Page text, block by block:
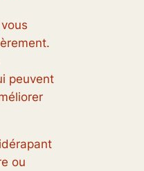
peuvent
ou